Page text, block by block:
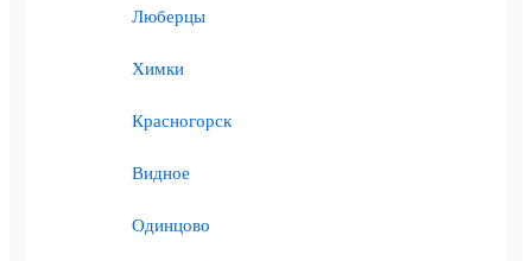
Люберцы
Химки
Красногорск
Видное
Одинцово